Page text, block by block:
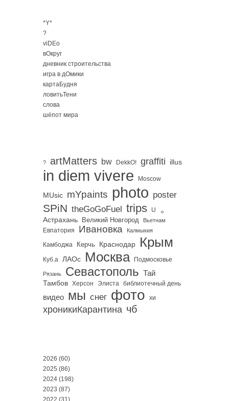
*Y*
?
viDEo
вОкруг
дневник строительства
игра в дОмики
картаБудня
ловитьТени
слова
шёпот мира
? artMatters bw DekkO! graffiti illus
in diem vivere Moscow
MUsic mYpaints photo poster
SPiN theGoGoFuel trips U 。
Астрахань Великий Новгород Вьетнам
Евпатория Ивановка Калмыкия
Камбоджа Керчь Краснодар Крым
Куб.а ЛАОс Москва Подмосковье
Рязань Севастополь Тай
Тамбов Херсон Элиста библиотечный день
видео мы снег фото хи
хроникиКарантина чб
2026 (60)
2025 (86)
2024 (198)
2023 (87)
2022 (31)